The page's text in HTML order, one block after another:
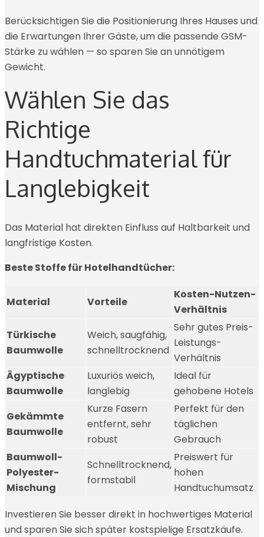
Berücksichtigen Sie die Positionierung Ihres Hauses und
die Erwartungen Ihrer Gäste, um die passende GSM-
Stärke zu wählen — so sparen Sie an unnötigem
Gewicht.
Wählen Sie das
Richtige
Handtuchmaterial für
Langlebigkeit
Das Material hat direkten Einfluss auf Haltbarkeit und
langfristige Kosten.
Beste Stoffe für Hotelhandtücher:
Material Vorteile
Kosten-Nutzen-
Verhältnis
Türkische
Baumwolle
Weich, saugfähig,
schnelltrocknend
Sehr gutes Preis-
Leistungs-
Verhältnis
Ägyptische
Baumwolle
Luxuriös weich,
langlebig
Ideal für
gehobene Hotels
Gekämmte
Baumwolle
Kurze Fasern
entfernt, sehr
robust
Perfekt für den
täglichen
Gebrauch
Baumwoll-
Polyester-
Mischung
Schnelltrocknend,
formstabil
Preiswert für
hohen
Handtuchumsatz
Investieren Sie besser direkt in hochwertiges Material
und sparen Sie sich später kostspielige Ersatzkäufe.